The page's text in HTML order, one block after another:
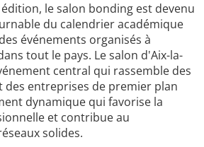
le salon bonding est devenu
du calendrier académique
événements organisés à
tout le pays. Le salon d'Aix-la-
central qui rassemble des
des entreprises de premier plan
dynamique qui favorise la
et contribue au
solides.